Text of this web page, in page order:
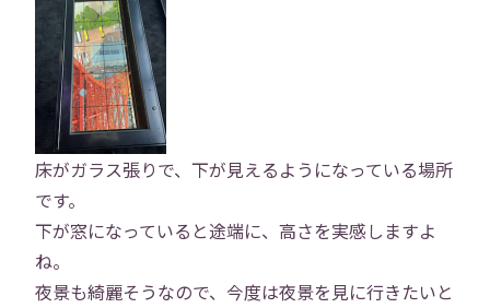
社員ブログ
Instagram
お問い合わせ プライバシーポリシー
→
床がガラス張りで、下が見えるようになっている場所
です。
下が窓になっていると途端に、高さを実感しますよ
ね。
夜景も綺麗そうなので、今度は夜景を見に行きたいと